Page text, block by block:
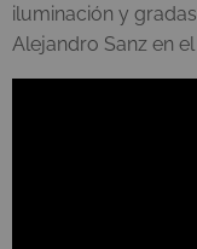
iluminación y
Alejandro Sanz en